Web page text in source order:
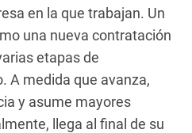
en la que trabajan. Un
una nueva contratación
etapas de
A medida que avanza,
y asume mayores
llega al final de su